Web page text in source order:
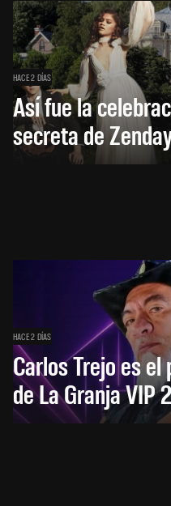
HACE 2 DÍAS
Así fue la
secreta de
HACE 2 DÍAS
Carlos Trejo es
de La Granja VIP 2